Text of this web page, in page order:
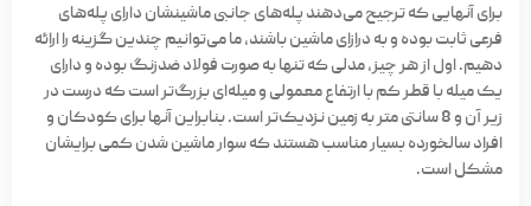
برای آنهایی که ترجیح می‌دهند پله‌های جانبی ماشینشان دارای پله‌های
فرعی ثابت بوده و به درازای ماشین باشند، ما می‌توانیم چندین گزینه را ارائه
دهیم. اول از هر چیز، مدلی که تنها به صورت فولاد ضدزنگ بوده و دارای
یک میله با قطر کم با ارتفاع معمولی و میله‌ای بزرگ‌تر است که درست در
زیر آن و 8 سانتی متر به زمین نزدیک‌تر است. بنابراین آنها برای کودکان و
افراد سالخورده بسیار مناسب هستند که سوار ماشین شدن کمی برایشان
مشکل است.